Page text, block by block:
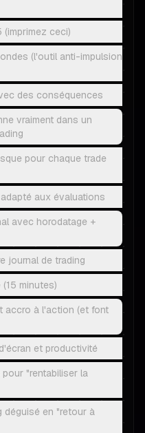
ceci)
(l'outil anti-impulsion
des conséquences
vraiment dans un
pour chaque trade
aux évaluations
avec horodatage +
journal de trading
minutes)
accro à l'action (et font
et productivité
"rentabiliser la
déguisé en "retour à